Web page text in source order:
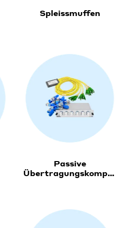
Spleissmuffen
Passive
Übertragungskomponenten